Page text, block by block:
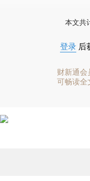
本文共
登录 后
财新通会
可畅读全